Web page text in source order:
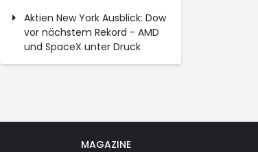
Aktien New York Ausblick: Dow
vor nächstem Rekord - AMD
und SpaceX unter Druck
MAGAZINE